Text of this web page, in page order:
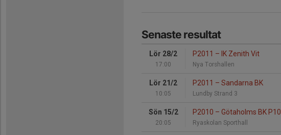
Senaste resultat
Lör 28/2
17:00
P2011 – IK Zenith Vit
Nya Torshallen
Lör 21/2
10:05
P2011 – Sandarna BK
Lundby Strand 3
Sön 15/2
20:05
P2010 – Götaholms BK P10
Ryaskolan Sporthall